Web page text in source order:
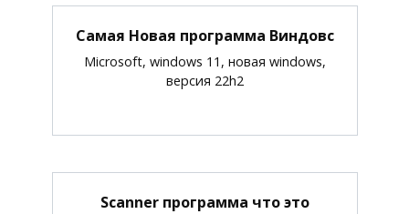
Самая Новая программа Виндовс
Microsoft, windows 11, новая windows,
версия 22h2
Scanner программа что это